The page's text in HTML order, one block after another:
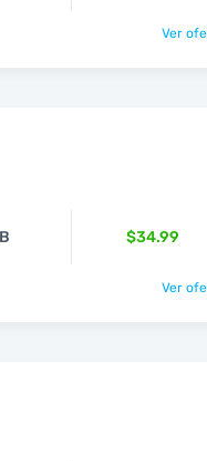
Ver
$34.99
Ver